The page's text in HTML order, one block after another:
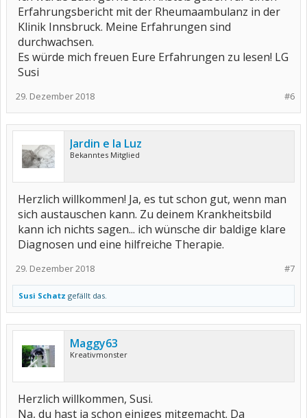
Erfahrungsbericht mit der Rheumaambulanz in der
Klinik Innsbruck. Meine Erfahrungen sind
durchwachsen.
Es würde mich freuen Eure Erfahrungen zu lesen! LG
Susi
#6
29. Dezember 2018
Jardin e la Luz
Bekanntes Mitglied
Herzlich willkommen! Ja, es tut schon gut, wenn man
sich austauschen kann. Zu deinem Krankheitsbild
kann ich nichts sagen... ich wünsche dir baldige klare
Diagnosen und eine hilfreiche Therapie.
#7
29. Dezember 2018
Susi Schatz gefällt das.
Maggy63
Kreativmonster
Herzlich willkommen, Susi.
Na, du hast ja schon einiges mitgemacht. Da